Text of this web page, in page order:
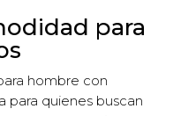
para
hombre con
para quienes buscan